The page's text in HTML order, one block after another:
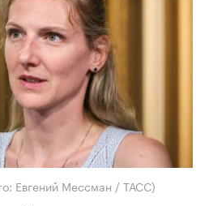
Евгений Мессман / ТАСС)